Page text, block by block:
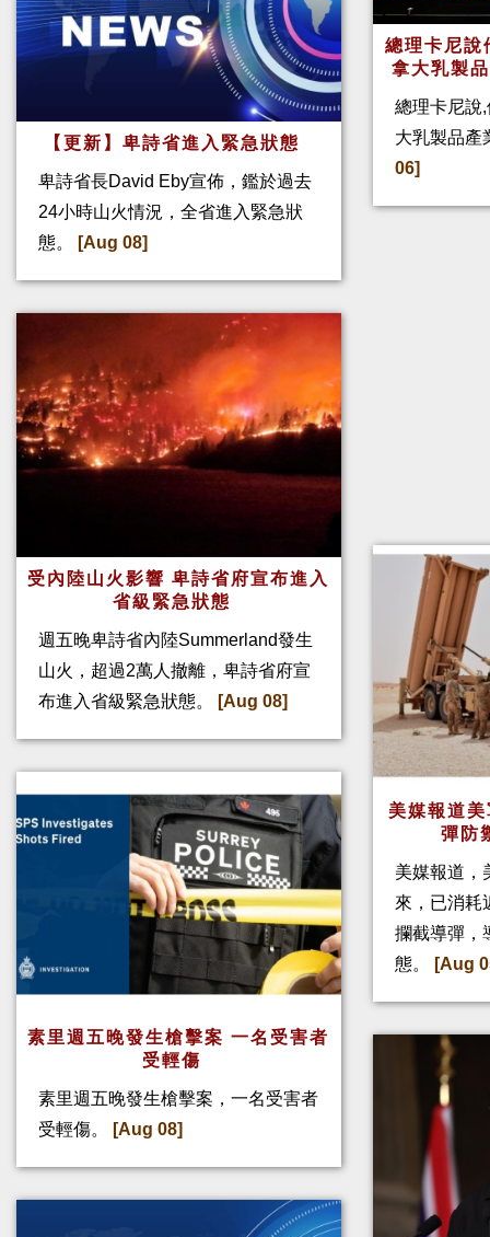
【更新】卑詩省進入緊急狀態
卑詩省長David Eby宣佈，鑑於過去
24小時山火情況，全省進入緊急狀
態。
[Aug 08]
受內陸山火影響 卑詩省府宣布進入
省級緊急狀態
週五晚卑詩省內陸Summerland發生
山火，超過2萬人撤離，卑詩省府宣
布進入省級緊急狀態。
[Aug 08]
素里週五晚發生槍擊案 一名受害者
受輕傷
素里週五晚發生槍擊案，一名受害者
受輕傷。
[Aug 08]
總理卡尼
拿大乳製
總理卡尼說
大乳製品產
06]
美媒報道
彈防
美媒報道，
來，已消耗
攔截導彈，
態。
[Aug